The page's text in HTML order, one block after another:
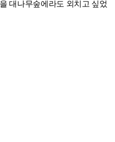
대나무숲에라도 외치고 싶었